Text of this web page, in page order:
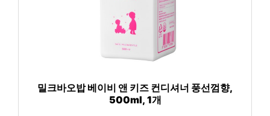
밀크바오밥 베이비 앤 키즈 컨디셔너 풍선껌향,
500ml, 1개